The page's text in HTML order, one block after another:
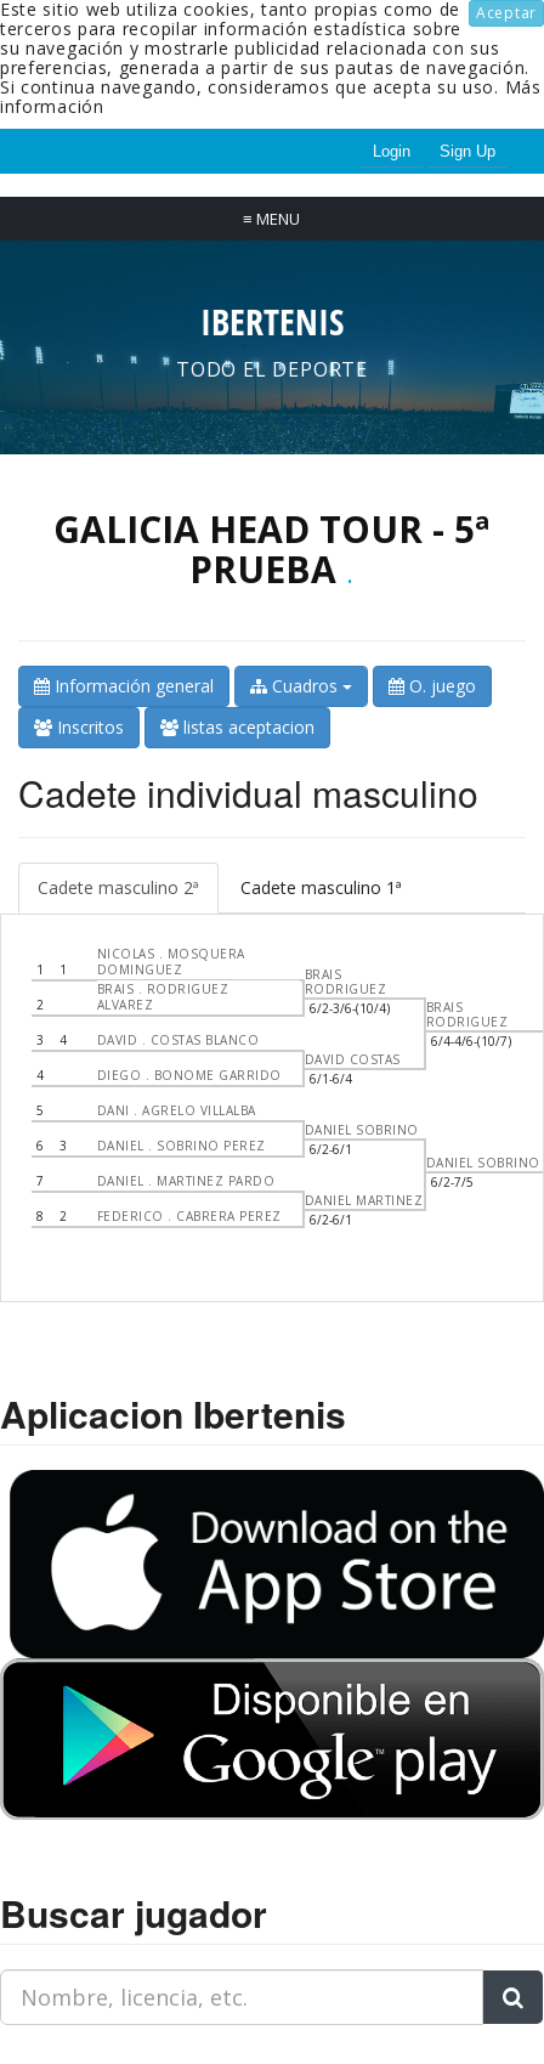
Aceptar
Este sitio web utiliza cookies, tanto propias como de
terceros para recopilar información estadística sobre
su navegación y mostrarle publicidad relacionada con sus
preferencias, generada a partir de sus pautas de navegación.
Si continua navegando, consideramos que acepta su uso. Más
información
Login Sign Up
≡ MENU
IBERTENIS
TODO EL DEPORTE
GALICIA HEAD TOUR - 5ª
PRUEBA .
Información general Cuadros
O. juego
Inscritos
listas aceptacion
Cadete individual masculino
Cadete masculino 2ª Cadete masculino 1ª
1 1
NICOLAS . MOSQUERA
DOMINGUEZ
2
BRAIS . RODRIGUEZ
ALVAREZ
3 4 DAVID . COSTAS BLANCO
4 DIEGO . BONOME GARRIDO
5 DANI . AGRELO VILLALBA
6 3 DANIEL . SOBRINO PEREZ
7 DANIEL . MARTINEZ PARDO
8 2 FEDERICO . CABRERA PEREZ
BRAIS
RODRIGUEZ
6/2-3/6-(10/4)
DAVID COSTAS
6/1-6/4
DANIEL SOBRINO
6/2-6/1
DANIEL MARTINEZ
6/2-6/1
BRAIS
RODRIGUEZ
6/4-4/6-(10/7)
DANIEL SOBRINO
6/2-7/5
Aplicacion Ibertenis
Buscar jugador